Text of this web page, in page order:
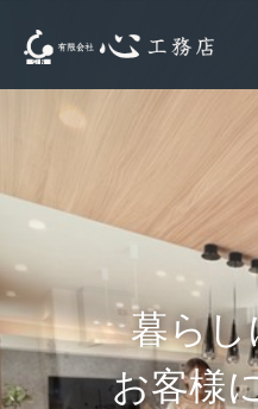
暮らし
お客様